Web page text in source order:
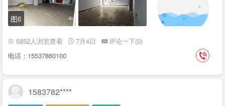
图6
5852人浏览查看 7月4日
评论一下(0)
电话：15537860100
1583782****